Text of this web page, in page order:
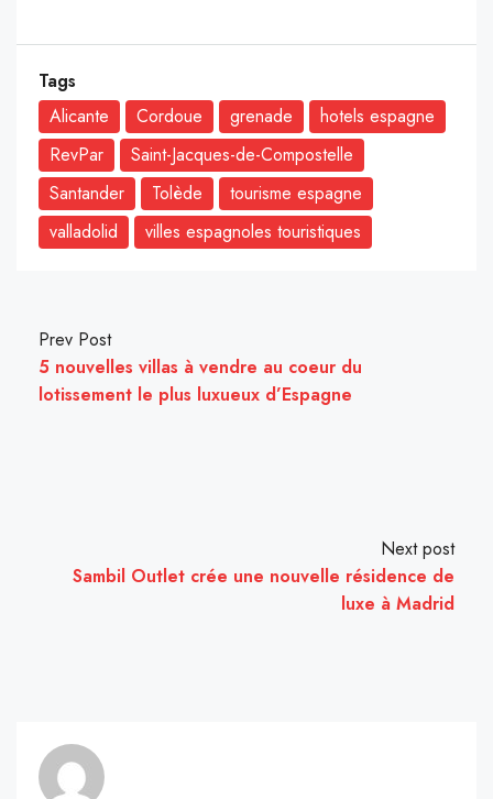
Tags
Alicante
Cordoue grenade
hotels espagne
RevPar
Saint-Jacques-de-Compostelle
Santander
Tolède
tourisme espagne
valladolid
villes espagnoles touristiques
Prev Post
5 nouvelles villas à vendre au coeur du
lotissement le plus luxueux d’Espagne
Next post
Sambil Outlet crée une nouvelle résidence de
luxe à Madrid